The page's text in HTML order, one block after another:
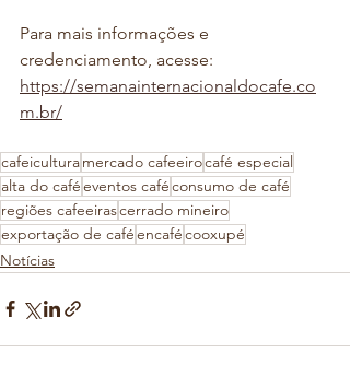
Para mais informações e
credenciamento, acesse:
https://semanainternacionaldocafe.co
m.br/
cafeiculturamercado cafeeirocafé especial
alta do caféeventos caféconsumo de café
regiões cafeeirascerrado mineiro
exportação de caféencafécooxupé
Notícias